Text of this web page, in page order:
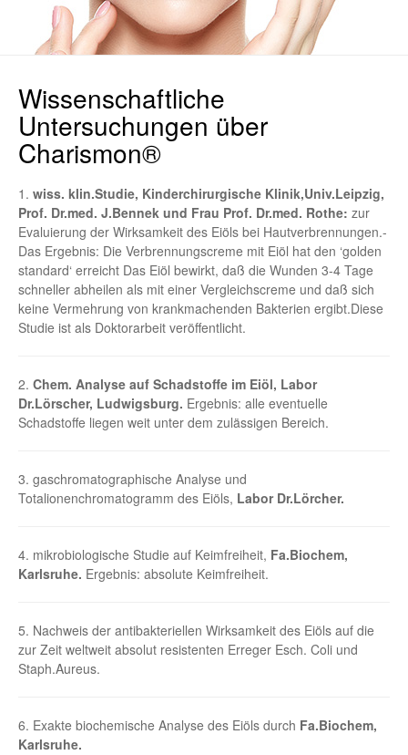
Wissenschaftliche
Untersuchungen über
Charismon®
1. wiss. klin.Studie, Kinderchirurgische Klinik,Univ.Leipzig,
Prof. Dr.med. J.Bennek und Frau Prof. Dr.med. Rothe: zur
Evaluierung der Wirksamkeit des Eiöls bei Hautverbrennungen.-
Das Ergebnis: Die Verbrennungscreme mit Eiöl hat den ‘golden
standard‘ erreicht Das Eiöl bewirkt, daß die Wunden 3-4 Tage
schneller abheilen als mit einer Vergleichscreme und daß sich
keine Vermehrung von krankmachenden Bakterien ergibt.Diese
Studie ist als Doktorarbeit veröffentlicht.
2. Chem. Analyse auf Schadstoffe im Eiöl, Labor
Dr.Lörscher, Ludwigsburg. Ergebnis: alle eventuelle
Schadstoffe liegen weit unter dem zulässigen Bereich.
3. gaschromatographische Analyse und
Totalionenchromatogramm des Eiöls, Labor Dr.Lörcher.
4. mikrobiologische Studie auf Keimfreiheit, Fa.Biochem,
Karlsruhe. Ergebnis: absolute Keimfreiheit.
5. Nachweis der antibakteriellen Wirksamkeit des Eiöls auf die
zur Zeit weltweit absolut resistenten Erreger Esch. Coli und
Staph.Aureus.
6. Exakte biochemische Analyse des Eiöls durch Fa.Biochem,
Karlsruhe.